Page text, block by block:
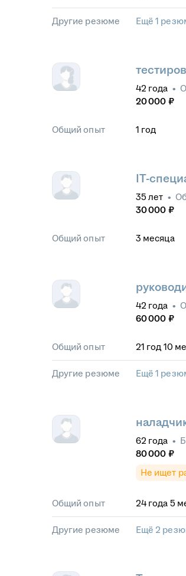
Другие резюме Ещё 1
42 года •
20 000 ₽
Общий опыт 1 год
IT-
35 лет •
30 000 ₽
Общий опыт 3 месяца
42 года •
60 000 ₽
Общий опыт 21 год 10
Другие резюме Ещё 1
62 года •
80 000 ₽
Не ищет
Общий опыт 24 года 5
Другие резюме Ещё 2